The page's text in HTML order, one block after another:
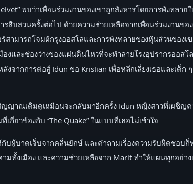
พบว่าเพื่อนร่วมงานของเขาถูกสังหารโดยการพังทลาย
บสวนครั้งต่อไป ด้วยความช่วยเหลือจากเพื่อนร่วมงานขอ
มารถโจมตีกรุงออสโลและการพังทลายของหุ้นส่วนของเ
และช่องว่างของแผ่นดินไหวที่จะทำลายโรงอุปรากรออส
จากการต่อสู้ Idun ขอ Kristian เพื่อหลีกเลี่ยงเธอและเด็ก
ญาณเดิมดูเหมือนจะกลับมาอีกครั้ง Idun หญิงสาวที่เผชิญค
กี่ยวข้องกับ “The Quake” ในแบบที่เธอไม่เข้าใจ
บผู้บาดเจ็บจากคลื่นยักษ์ และคำถามเรื่องความรับผิดชอบก็
งเมือง และความช่วยเหลือจาก Marit ทำให้แผนทุกอย่าง